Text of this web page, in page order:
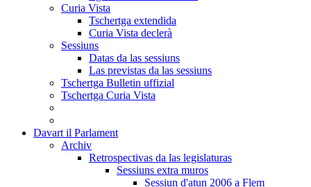
Curia Vista
Tschertga extendida
Curia Vista declerà
Sessiuns
Datas da las sessiuns
Las previstas da las sessiuns
Tschertga Bulletin uffizial
Tschertga Curia Vista
Davart il Parlament
Archiv
Retrospectivas da las legislaturas
Sessiuns extra muros
Sessiun d'atun 2006 a Flem